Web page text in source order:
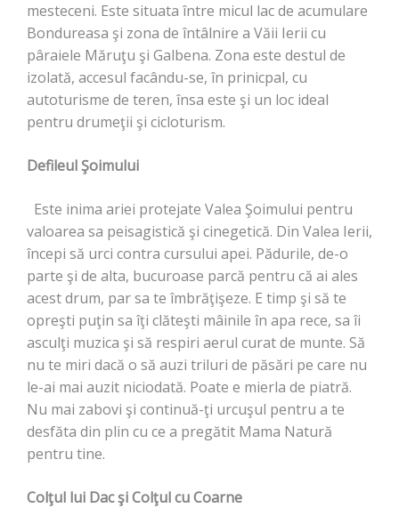
mesteceni. Este situata între micul lac de acumulare
Bondureasa şi zona de întâlnire a Văii Ierii cu
pâraiele Măruţu şi Galbena. Zona este destul de
izolată, accesul facându-se, în prinicpal, cu
autoturisme de teren, însa este şi un loc ideal
pentru drumeţii şi cicloturism.
Defileul Şoimului
Este inima ariei protejate Valea Şoimului pentru
valoarea sa peisagistică şi cinegetică. Din Valea Ierii,
începi să urci contra cursului apei. Pădurile, de-o
parte şi de alta, bucuroase parcă pentru că ai ales
acest drum, par sa te îmbrăţişeze. E timp şi să te
opreşti puţin sa îţi clăteşti mâinile în apa rece, sa îi
asculţi muzica şi să respiri aerul curat de munte. Să
nu te miri dacă o să auzi triluri de păsări pe care nu
le-ai mai auzit niciodată. Poate e mierla de piatră.
Nu mai zabovi şi continuă-ţi urcuşul pentru a te
desfăta din plin cu ce a pregătit Mama Natură
pentru tine.
Colţul lui Dac şi Colţul cu Coarne